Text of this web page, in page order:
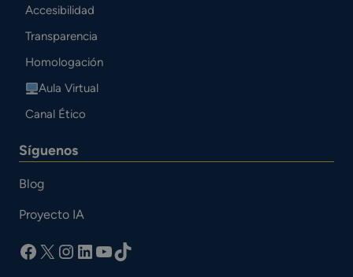
Accesibilidad
Transparencia
Homologación
Aula Virtual
Canal Ético
Síguenos
Blog
Proyecto IA
facebook
X Instagram
LinkedIn
YouTube
TikTok